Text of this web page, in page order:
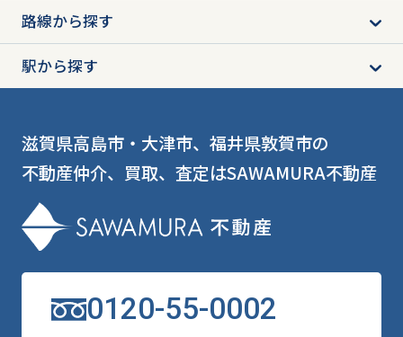
路線から探す
駅から探す
滋賀県高島市・大津市、福井県敦賀市の
不動産仲介、買取、査定はSAWAMURA不動産
0120-55-0002